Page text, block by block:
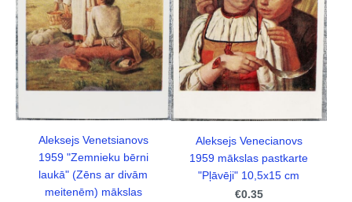
Aleksejs Venetsianovs
1959 "Zemnieku bērni
laukā" (Zēns ar divām
meitenēm) mākslas
Aleksejs Venecianovs
1959 mākslas pastkarte
"Pļāvēji" 10,5x15 cm
€0.35